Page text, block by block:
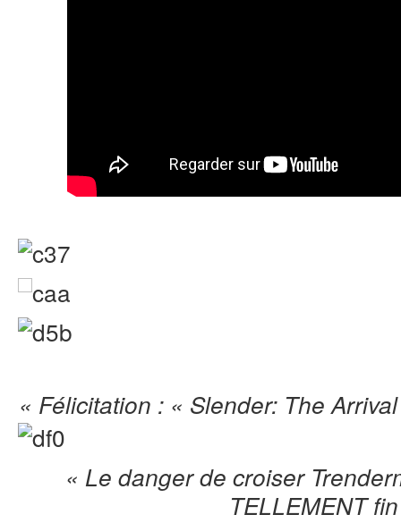
« Félicitation : « Slender: The
« Le danger de croiser
TELLEMENT